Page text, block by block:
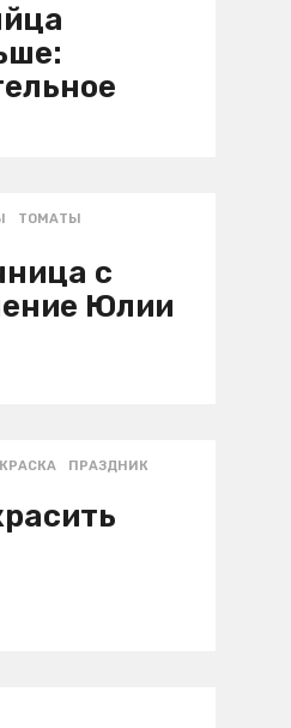
,ТОМАТЫ
с
Юлии
,ПРАЗДНИК